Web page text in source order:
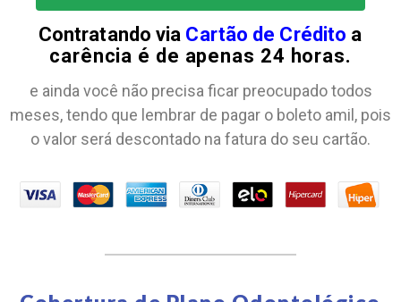
Contratando via Cartão de Crédito a
carência é de apenas 24 horas.
e ainda você não precisa ficar preocupado todos
meses, tendo que lembrar de pagar o boleto amil, pois
o valor será descontado na fatura do seu cartão.